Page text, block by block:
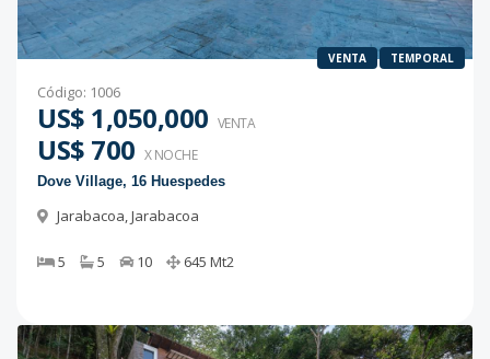
VENTA TEMPORAL
Código: 1006
US$ 1,050,000 VENTA
US$ 700 X NOCHE
Dove Village, 16 Huespedes
Jarabacoa,Jarabacoa
5 5 10 645 Mt2